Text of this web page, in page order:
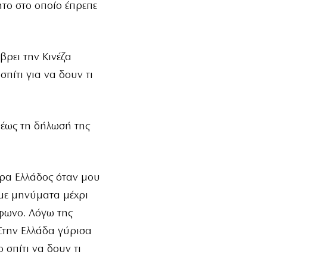
στο οποίο έπρεπε
την Κινέζα
για να δουν τι
τη δήλωσή της
Ελλάδος όταν μου
μηνύματα μέχρι
Λόγω της
Ελλάδα γύρισα
να δουν τι